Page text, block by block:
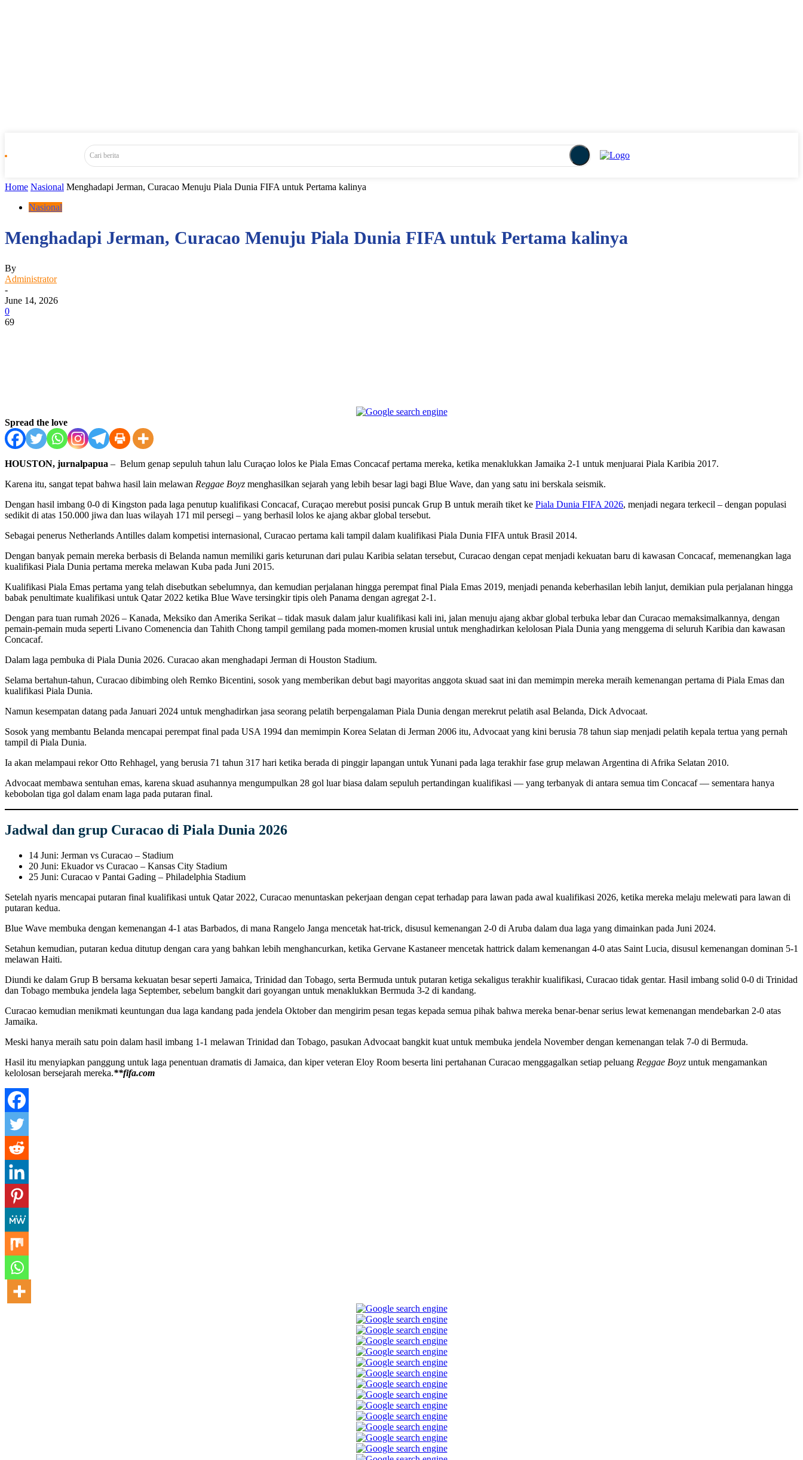
Cari berita
Home Nasional Menghadapi Jerman, Curacao Menuju Piala Dunia FIFA untuk Pertama kalinya
Nasional
Menghadapi Jerman, Curacao Menuju Piala Dunia FIFA untuk Pertama kalinya
By
Administrator
-
June 14, 2026
0
69
Spread the love
HOUSTON, jurnalpapua – Belum genap sepuluh tahun lalu Curaçao lolos ke Piala Emas Concacaf pertama mereka, ketika menaklukkan Jamaika 2-1 untuk menjuarai Piala Karibia 2017.
Karena itu, sangat tepat bahwa hasil lain melawan Reggae Boyz menghasilkan sejarah yang lebih besar lagi bagi Blue Wave, dan yang satu ini berskala seismik.
Dengan hasil imbang 0-0 di Kingston pada laga penutup kualifikasi Concacaf, Curaçao merebut posisi puncak Grup B untuk meraih tiket ke Piala Dunia FIFA 2026, menjadi negara terkecil – dengan populasi
sedikit di atas 150.000 jiwa dan luas wilayah 171 mil persegi – yang berhasil lolos ke ajang akbar global tersebut.
Sebagai penerus Netherlands Antilles dalam kompetisi internasional, Curacao pertama kali tampil dalam kualifikasi Piala Dunia FIFA untuk Brasil 2014.
Dengan banyak pemain mereka berbasis di Belanda namun memiliki garis keturunan dari pulau Karibia selatan tersebut, Curacao dengan cepat menjadi kekuatan baru di kawasan Concacaf, memenangkan laga
kualifikasi Piala Dunia pertama mereka melawan Kuba pada Juni 2015.
Kualifikasi Piala Emas pertama yang telah disebutkan sebelumnya, dan kemudian perjalanan hingga perempat final Piala Emas 2019, menjadi penanda keberhasilan lebih lanjut, demikian pula perjalanan hingga
babak penultimate kualifikasi untuk Qatar 2022 ketika Blue Wave tersingkir tipis oleh Panama dengan agregat 2-1.
Dengan para tuan rumah 2026 – Kanada, Meksiko dan Amerika Serikat – tidak masuk dalam jalur kualifikasi kali ini, jalan menuju ajang akbar global terbuka lebar dan Curacao memaksimalkannya, dengan
pemain-pemain muda seperti Livano Comenencia dan Tahith Chong tampil gemilang pada momen-momen krusial untuk menghadirkan kelolosan Piala Dunia yang menggema di seluruh Karibia dan kawasan
Concacaf.
Dalam laga pembuka di Piala Dunia 2026. Curacao akan menghadapi Jerman di Houston Stadium.
Selama bertahun-tahun, Curacao dibimbing oleh Remko Bicentini, sosok yang memberikan debut bagi mayoritas anggota skuad saat ini dan memimpin mereka meraih kemenangan pertama di Piala Emas dan
kualifikasi Piala Dunia.
Namun kesempatan datang pada Januari 2024 untuk menghadirkan jasa seorang pelatih berpengalaman Piala Dunia dengan merekrut pelatih asal Belanda, Dick Advocaat.
Sosok yang membantu Belanda mencapai perempat final pada USA 1994 dan memimpin Korea Selatan di Jerman 2006 itu, Advocaat yang kini berusia 78 tahun siap menjadi pelatih kepala tertua yang pernah
tampil di Piala Dunia.
Ia akan melampaui rekor Otto Rehhagel, yang berusia 71 tahun 317 hari ketika berada di pinggir lapangan untuk Yunani pada laga terakhir fase grup melawan Argentina di Afrika Selatan 2010.
Advocaat membawa sentuhan emas, karena skuad asuhannya mengumpulkan 28 gol luar biasa dalam sepuluh pertandingan kualifikasi — yang terbanyak di antara semua tim Concacaf — sementara hanya
kebobolan tiga gol dalam enam laga pada putaran final.
Jadwal dan grup Curacao di Piala Dunia 2026
14 Juni: Jerman vs Curacao – Stadium
20 Juni: Ekuador vs Curacao – Kansas City Stadium
25 Juni: Curacao v Pantai Gading – Philadelphia Stadium
Setelah nyaris mencapai putaran final kualifikasi untuk Qatar 2022, Curacao menuntaskan pekerjaan dengan cepat terhadap para lawan pada awal kualifikasi 2026, ketika mereka melaju melewati para lawan di
putaran kedua.
Blue Wave membuka dengan kemenangan 4-1 atas Barbados, di mana Rangelo Janga mencetak hat-trick, disusul kemenangan 2-0 di Aruba dalam dua laga yang dimainkan pada Juni 2024.
Setahun kemudian, putaran kedua ditutup dengan cara yang bahkan lebih menghancurkan, ketika Gervane Kastaneer mencetak hattrick dalam kemenangan 4-0 atas Saint Lucia, disusul kemenangan dominan 5-1
melawan Haiti.
Diundi ke dalam Grup B bersama kekuatan besar seperti Jamaica, Trinidad dan Tobago, serta Bermuda untuk putaran ketiga sekaligus terakhir kualifikasi, Curacao tidak gentar. Hasil imbang solid 0-0 di Trinidad
dan Tobago membuka jendela laga September, sebelum bangkit dari goyangan untuk menaklukkan Bermuda 3-2 di kandang.
Curacao kemudian menikmati keuntungan dua laga kandang pada jendela Oktober dan mengirim pesan tegas kepada semua pihak bahwa mereka benar-benar serius lewat kemenangan mendebarkan 2-0 atas
Jamaika.
Meski hanya meraih satu poin dalam hasil imbang 1-1 melawan Trinidad dan Tobago, pasukan Advocaat bangkit kuat untuk membuka jendela November dengan kemenangan telak 7-0 di Bermuda.
Hasil itu menyiapkan panggung untuk laga penentuan dramatis di Jamaica, dan kiper veteran Eloy Room beserta lini pertahanan Curacao menggagalkan setiap peluang Reggae Boyz untuk mengamankan
kelolosan bersejarah mereka.**fifa.com